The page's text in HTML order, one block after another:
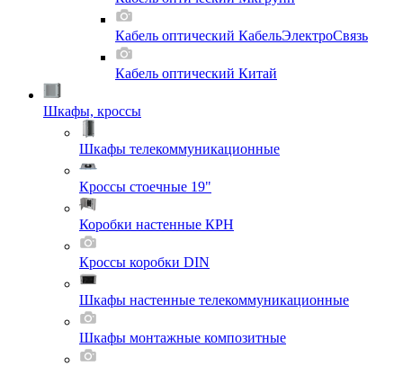
Кабель оптический КабельЭлектроСвязь
Кабель оптический Китай
Шкафы, кроссы
Шкафы телекоммуникационные
Кроссы стоечные 19"
Коробки настенные КРН
Кроссы коробки DIN
Шкафы настенные телекоммуникационные
Шкафы монтажные композитные